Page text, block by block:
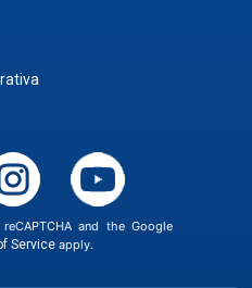
and the Google
Serviceapply.